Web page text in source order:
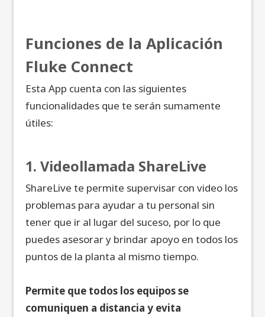
Funciones de la Aplicación
Fluke Connect
Esta App cuenta con las siguientes
funcionalidades que te serán sumamente
útiles:
1. Videollamada ShareLive
ShareLive te permite supervisar con video los
problemas para ayudar a tu personal sin
tener que ir al lugar del suceso, por lo que
puedes asesorar y brindar apoyo en todos los
puntos de la planta al mismo tiempo.
Permite que todos los equipos se
comuniquen a distancia y evita